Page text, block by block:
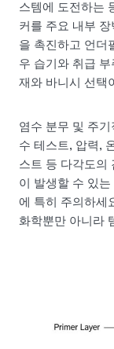
스템에 도전하는
커를 주요 내부
을 촉진하고 언더
우 습기와 취급
재와 바니시 선택
염수 분무 및 주
수 테스트, 압력,
스트 등 다각도의
이 발생할 수 있
에 특히 주의하세
화학뿐만 아니라